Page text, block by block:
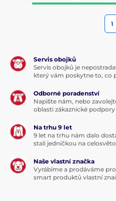
1
Servis obojků
Servis obojků je
který vám poskytne to, co
Odborné poradenství
Napište nám, nebo
oblasti zákaznické
Na trhu 9 let
9 let na trhu nám dalo
stali jedničkou na
Naše vlastní značka
Vyrábíme a prodáváme
smart produktů vlastní